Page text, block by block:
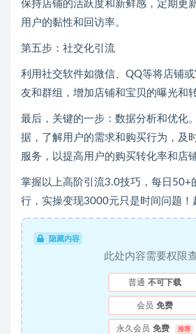
保持店铺的活跃度和新鲜感，定期更
用户的黏性和回访率。
第五步：社交化引流
利用社交软件如微信、QQ等将店铺
友和群组，增加店铺和宝贝的曝光和
最后，关键的一步：数据分析和优化
据，了解用户的需求和购买行为，及
服务，以提高用户的购买转化率和店
掌握以上高阶引流3.0技巧，每日50+
行，实操变现3000元只是时间问题！
隐藏内容
此处内容需要权限
普通 不可下载
会员 免费
永久会员 免费 推荐